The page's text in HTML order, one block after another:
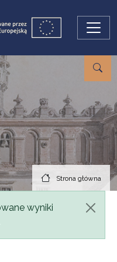
Strona główna
wyniki